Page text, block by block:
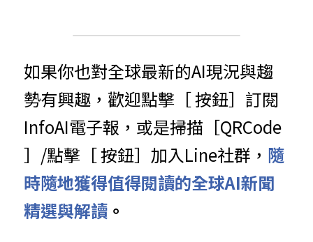
如果你也對全球最新的AI現況與趨
勢有興趣，歡迎點擊［ 按鈕］訂閱
InfoAI電子報，或是掃描［QRCode
］/點擊［ 按鈕］加入Line社群， 隨
時隨地獲得值得閱讀的全球AI新聞
精選與解讀 。